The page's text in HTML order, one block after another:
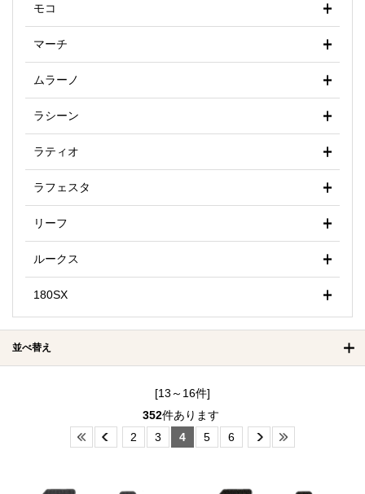
モコ
マーチ
ムラーノ
ラシーン
ラティオ
ラフェスタ
リーフ
ルークス
180SX
並べ替え
[13～16件]
352件あります
2
3 4 5 6